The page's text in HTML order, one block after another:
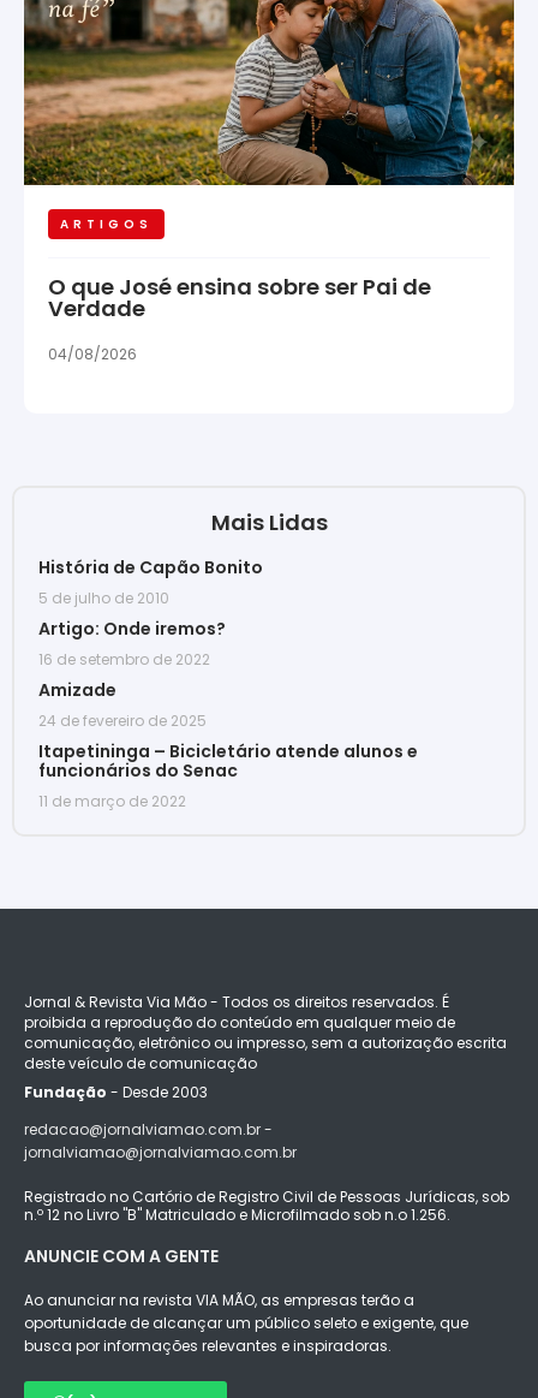
ARTIGOS
O que José ensina sobre ser Pai de
Verdade
04/08/2026
Mais Lidas
História de Capão Bonito
5 de julho de 2010
Artigo: Onde iremos?
16 de setembro de 2022
Amizade
24 de fevereiro de 2025
Itapetininga – Bicicletário atende alunos e
funcionários do Senac
11 de março de 2022
Jornal & Revista Via Mão - Todos os direitos reservados. É
proibida a reprodução do conteúdo em qualquer meio de
comunicação, eletrônico ou impresso, sem a autorização escrita
deste veículo de comunicação
Fundação - Desde 2003
redacao@jornalviamao.com.br -
jornalviamao@jornalviamao.com.br
Registrado no Cartório de Registro Civil de Pessoas Jurídicas, sob
n.º 12 no Livro "B" Matriculado e Microfilmado sob n.o 1.256.
ANUNCIE COM A GENTE
Ao anunciar na revista VIA MÃO, as empresas terão a
oportunidade de alcançar um público seleto e exigente, que
busca por informações relevantes e inspiradoras.